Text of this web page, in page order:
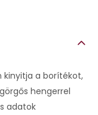
kinyitja a borítékot,
hengerrel
adatok